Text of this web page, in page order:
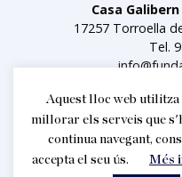
Casa Galibern
17257 Torroella
Tel.
Avís legal
Facebook
Aquest lloc web utilitza
millorar els serveis que
continua navegant,
accepta el seu ús.
Més